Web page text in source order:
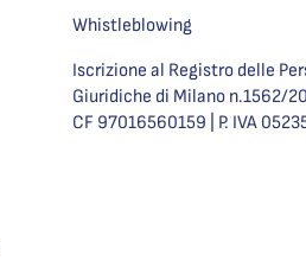
Whistleblowing
Iscrizione al Registro delle
Giuridiche di Milano n.1562/
CF 97016560159 | P. IVA